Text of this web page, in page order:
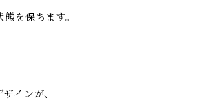
を保ちます。
インが、